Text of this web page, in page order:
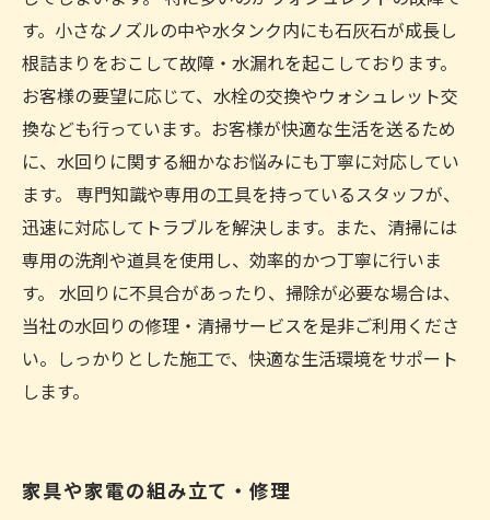
す。小さなノズルの中や水タンク内にも石灰石が成長し
根詰まりをおこして故障・水漏れを起こしております。
お客様の要望に応じて、水栓の交換やウォシュレット交
換なども行っています。お客様が快適な生活を送るため
に、水回りに関する細かなお悩みにも丁寧に対応してい
ます。 専門知識や専用の工具を持っているスタッフが、
迅速に対応してトラブルを解決します。また、清掃には
専用の洗剤や道具を使用し、効率的かつ丁寧に行いま
す。 水回りに不具合があったり、掃除が必要な場合は、
当社の水回りの修理・清掃サービスを是非ご利用くださ
い。しっかりとした施工で、快適な生活環境をサポート
します。
家具や家電の組み立て・修理